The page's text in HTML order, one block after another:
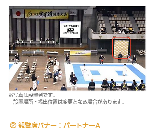
※写真は設置例です。
設置場所・掲出位置は変更となる場合があります。
② 観覧席バナー：パートナーA